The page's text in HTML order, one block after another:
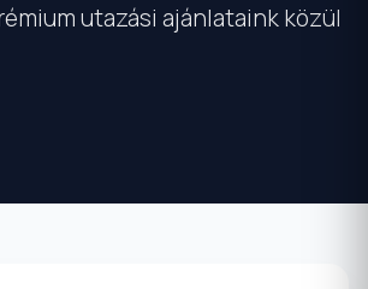
utazási ajánlataink közül